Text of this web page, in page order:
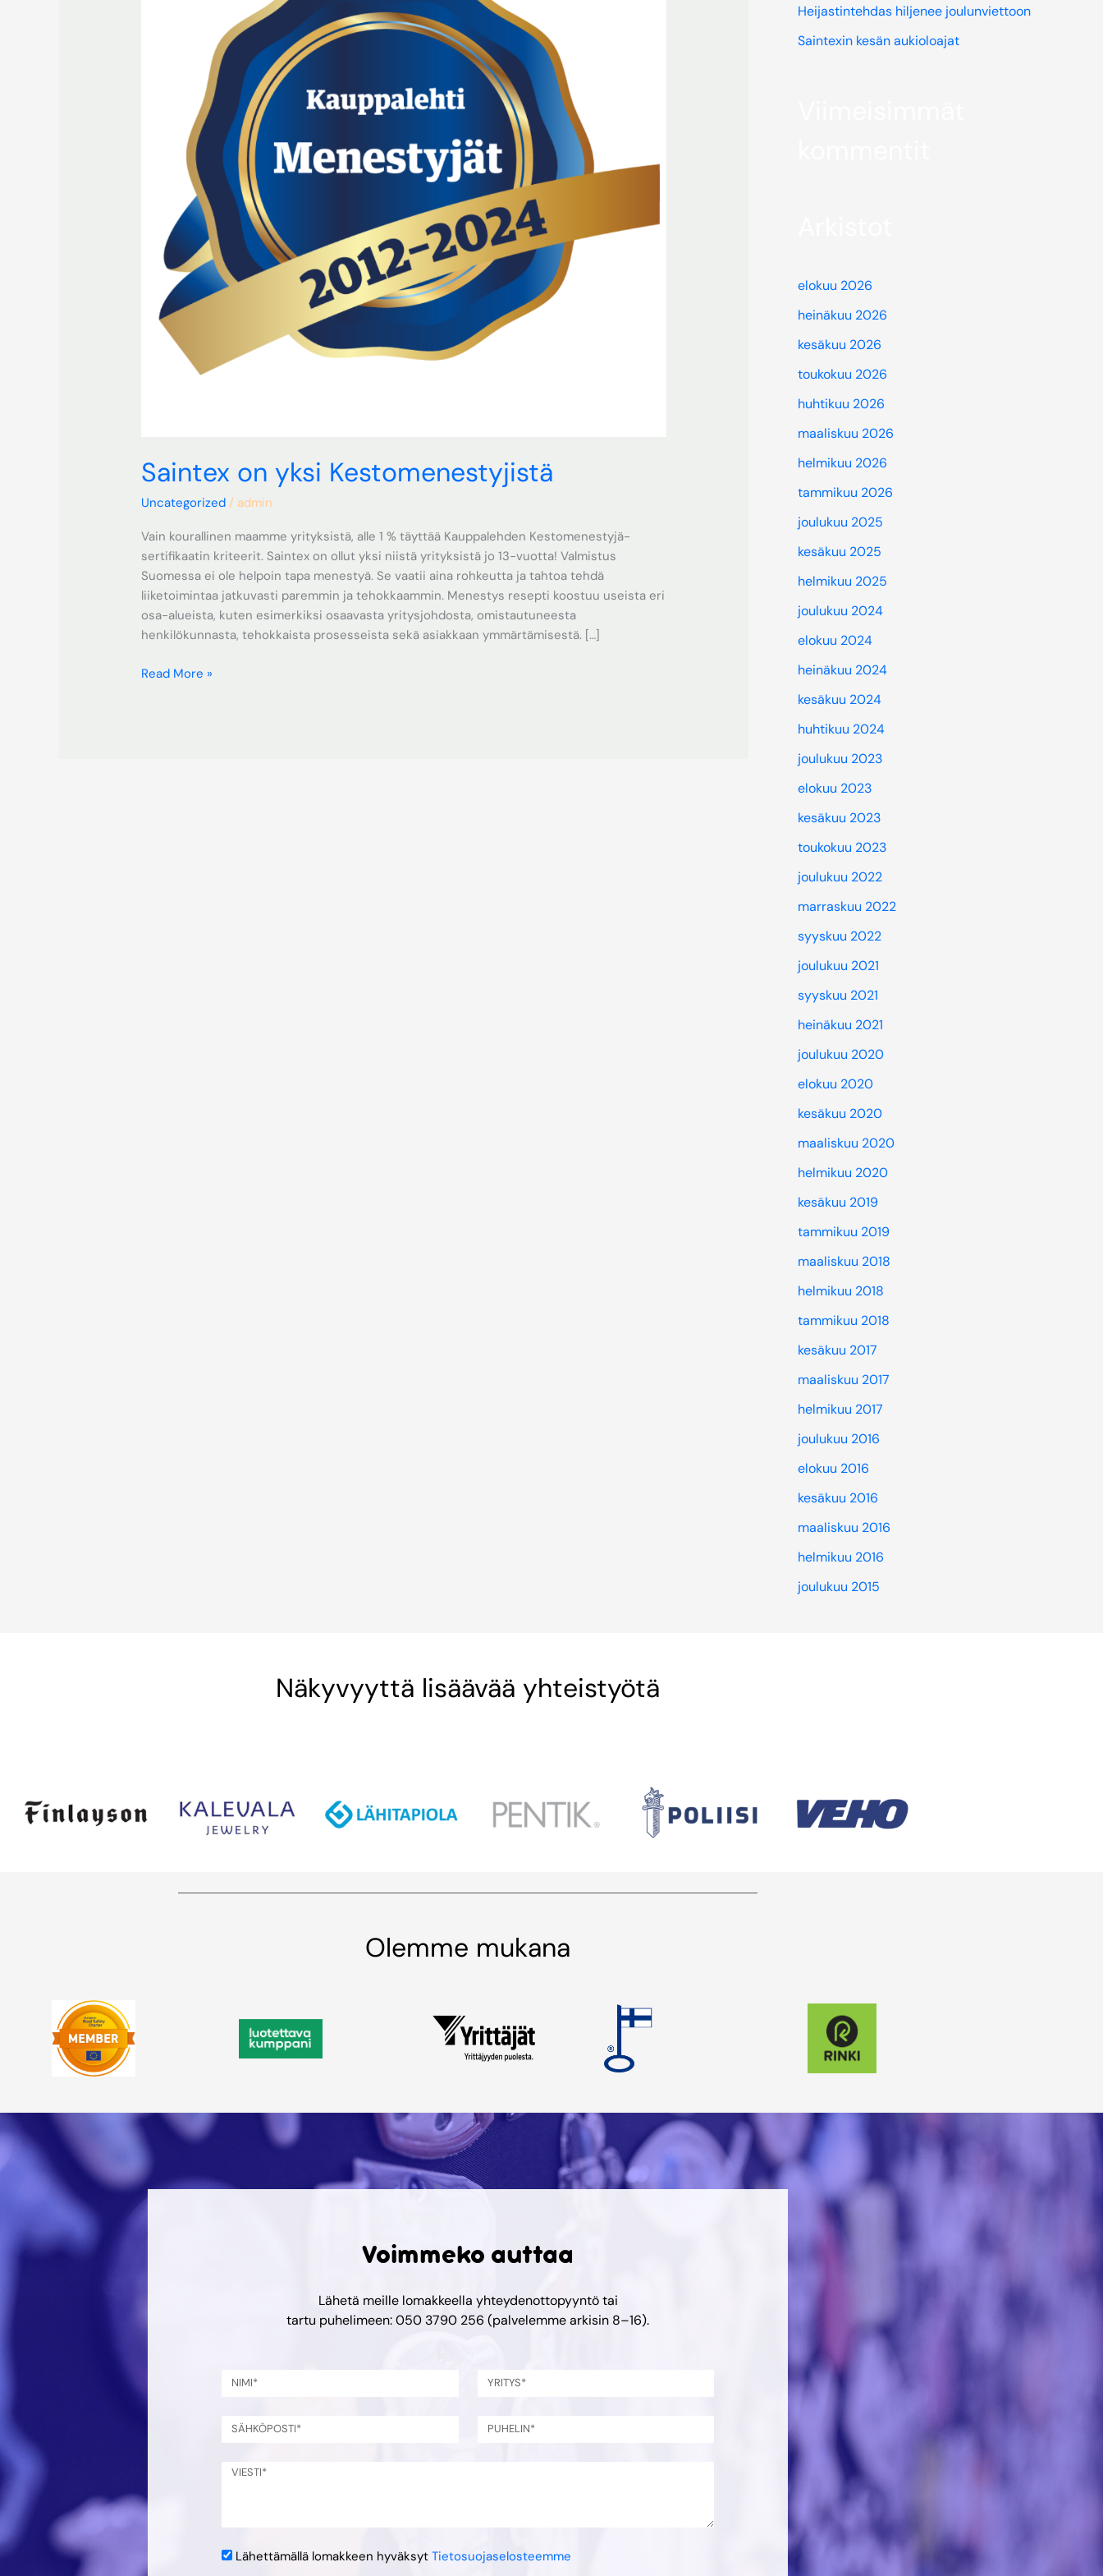
Saintex on yksi Kestomenestyjistä
Uncategorized / admin
Vain kourallinen maamme yrityksistä, alle 1 % täyttää Kauppalehden Kestomenestyjä-
sertifikaatin kriteerit. Saintex on ollut yksi niistä yrityksistä jo 13-vuotta! Valmistus
Suomessa ei ole helpoin tapa menestyä. Se vaatii aina rohkeutta ja tahtoa tehdä
liiketoimintaa jatkuvasti paremmin ja tehokkaammin. Menestys resepti koostuu useista eri
osa-alueista, kuten esimerkiksi osaavasta yritysjohdosta, omistautuneesta
henkilökunnasta, tehokkaista prosesseista sekä asiakkaan ymmärtämisestä. […]
Read More »
Heijastintehdas hiljenee joulunviettoon
Saintexin kesän aukioloajat
elokuu 2026
heinäkuu 2026
kesäkuu 2026
toukokuu 2026
huhtikuu 2026
maaliskuu 2026
helmikuu 2026
tammikuu 2026
joulukuu 2025
kesäkuu 2025
helmikuu 2025
joulukuu 2024
elokuu 2024
heinäkuu 2024
kesäkuu 2024
huhtikuu 2024
joulukuu 2023
elokuu 2023
kesäkuu 2023
toukokuu 2023
joulukuu 2022
marraskuu 2022
syyskuu 2022
joulukuu 2021
syyskuu 2021
heinäkuu 2021
joulukuu 2020
elokuu 2020
kesäkuu 2020
maaliskuu 2020
helmikuu 2020
kesäkuu 2019
tammikuu 2019
maaliskuu 2018
helmikuu 2018
tammikuu 2018
kesäkuu 2017
maaliskuu 2017
helmikuu 2017
joulukuu 2016
elokuu 2016
kesäkuu 2016
maaliskuu 2016
helmikuu 2016
joulukuu 2015
Näkyvyyttä lisäävää yhteistyötä
Olemme mukana
Voimmeko auttaa
Lähetä meille lomakkeella yhteydenottopyyntö tai
tartu puhelimeen: 050 3790 256 (palvelemme arkisin 8–16).
Lähettämällä lomakkeen hyväksyt Tietosuojaselosteemme